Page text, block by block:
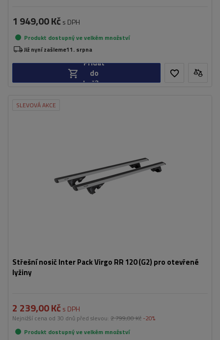
1 949,00 Kč s DPH
Produkt dostupný ve velkém množství
Již nyní zašleme11. srpna
Přidat
do
košíku
SLEVOVÁ AKCE
Střešní nosič Inter Pack Virgo RR 120 (G2) pro otevřené
lyžiny
2 239,00 Kč s DPH
Nejnižší cena od 30 dnů před slevou: 2 799,00 Kč -20%
Produkt dostupný ve velkém množství